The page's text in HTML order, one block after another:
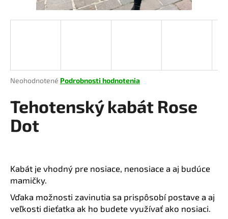
Priemerné
produktu
0,0
Neohodnotené Podrobnosti hodnotenia
Tehotenský kabát Rose
Dot
Kabát je vhodný pre nosiace, nenosiace a aj budúce
mamičky.
Vďaka možnosti zavinutia sa prispôsobí postave a aj
veľkosti dieťatka ak ho budete využívať ako nosiaci.
O
d
p
o
r